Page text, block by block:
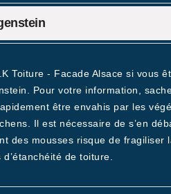
Toiture - Facade Alsace si vous
Pour votre information,
être envahis par les
Il est nécessaire de s’en
des mousses risque de fragiliser
de toiture.